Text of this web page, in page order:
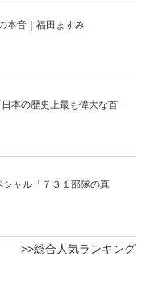
本音｜福田ますみ
本の歴史上最も偉大な首
ャル「７３１部隊の真
>>総合人気ランキング